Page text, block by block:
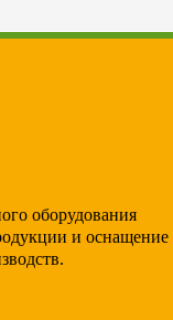
оборудования
и оснащение